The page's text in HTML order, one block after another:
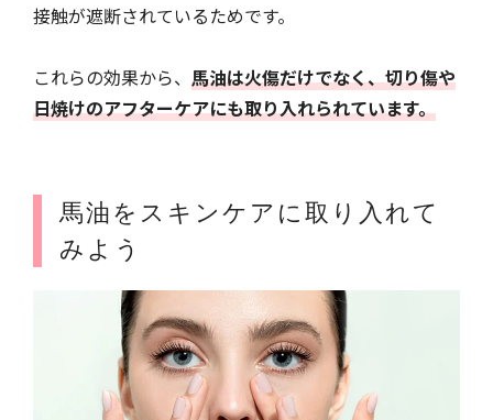
接触が遮断されているためです。
これらの効果から、 馬油は火傷だけでなく、切り傷や
日焼けのアフターケアにも取り入れられています。
馬油をスキンケアに取り入れて
みよう